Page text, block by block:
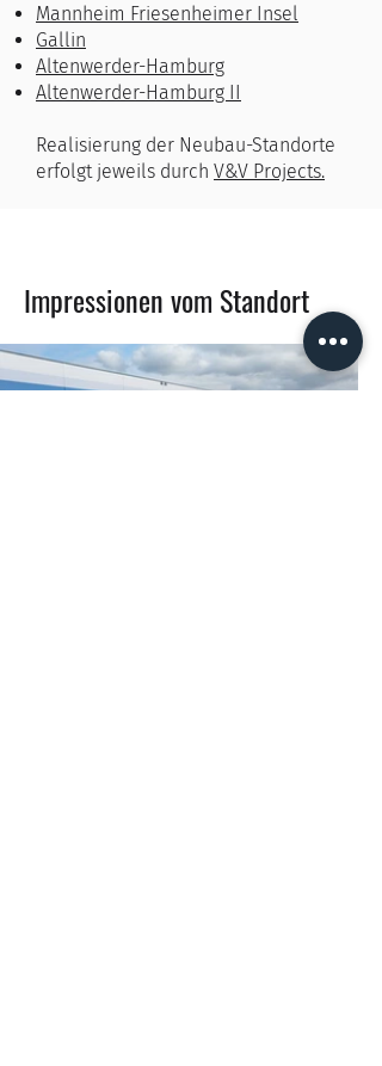
Mannheim Friesenheimer Insel
Gallin
Altenwerder-Hamburg
Altenwerder-Hamburg II
Realisierung der Neubau-Standorte
erfolgt jeweils durch V&V Projects.
Impressionen vom Standort